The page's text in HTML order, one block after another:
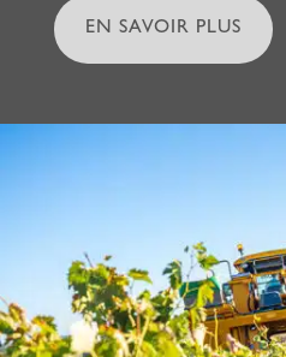
EN SAVOIR PLUS